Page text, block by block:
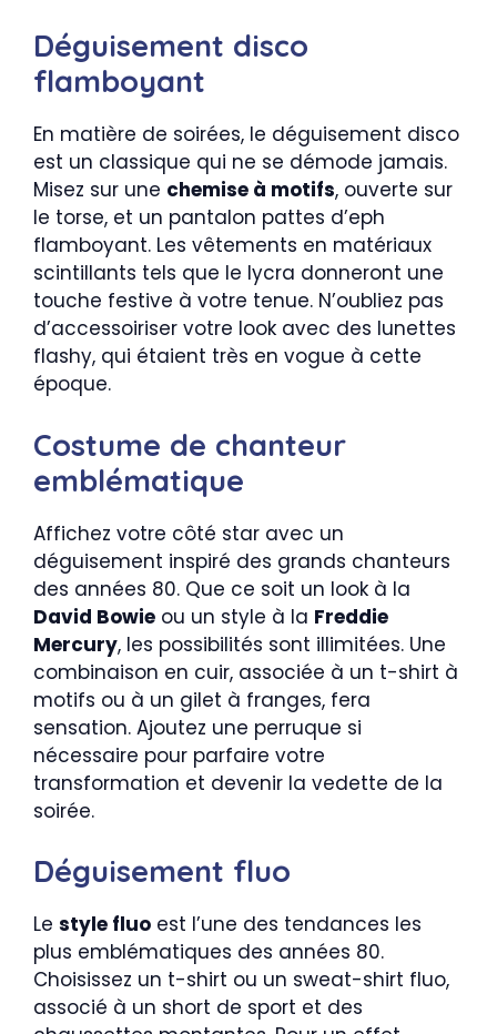
Déguisement disco
flamboyant
En matière de soirées, le déguisement disco
est un classique qui ne se démode jamais.
Misez sur une chemise à motifs, ouverte sur
le torse, et un pantalon pattes d’eph
flamboyant. Les vêtements en matériaux
scintillants tels que le lycra donneront une
touche festive à votre tenue. N’oubliez pas
d’accessoiriser votre look avec des lunettes
flashy, qui étaient très en vogue à cette
époque.
Costume de chanteur
emblématique
Affichez votre côté star avec un
déguisement inspiré des grands chanteurs
des années 80. Que ce soit un look à la
David Bowie ou un style à la Freddie
Mercury, les possibilités sont illimitées. Une
combinaison en cuir, associée à un t-shirt à
motifs ou à un gilet à franges, fera
sensation. Ajoutez une perruque si
nécessaire pour parfaire votre
transformation et devenir la vedette de la
soirée.
Déguisement fluo
Le style fluo est l’une des tendances les
plus emblématiques des années 80.
Choisissez un t-shirt ou un sweat-shirt fluo,
associé à un short de sport et des